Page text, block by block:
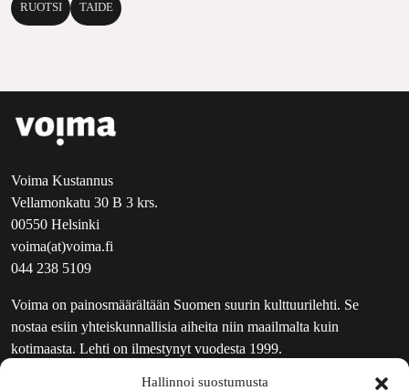
Hallinnoi suostumusta
RUOTSI TAIDE
Voima Kustannus
Vellamonkatu 30 B 3 krs.
00550 Helsinki
voima(at)voima.fi
044 238 5109
Voima on painosmäärältään Suomen suurin kulttuurilehti. Se
nostaa esiin yhteiskunnallisia aiheita niin maailmalta kuin
kotimaasta. Lehti on ilmestynyt vuodesta 1999.